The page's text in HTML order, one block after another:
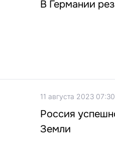
В Германии
11 августа 2023 07:30
Россия
Земли